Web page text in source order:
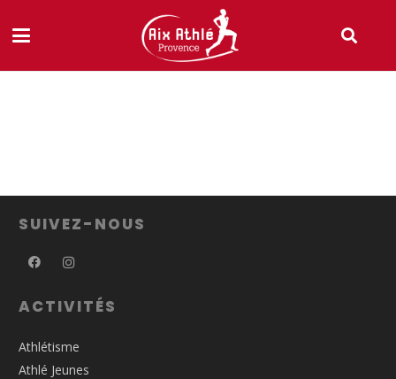
SUIVEZ-NOUS
ACTIVITÉS
Athlétisme
Athlé Jeunes